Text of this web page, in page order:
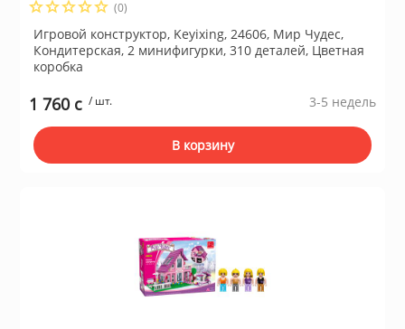
(0)
Игровой конструктор, Keyixing, 24606, Мир Чудес,
Кондитерская, 2 минифигурки, 310 деталей, Цветная
коробка
1 760 c / шт. 3-5 недель
В корзину